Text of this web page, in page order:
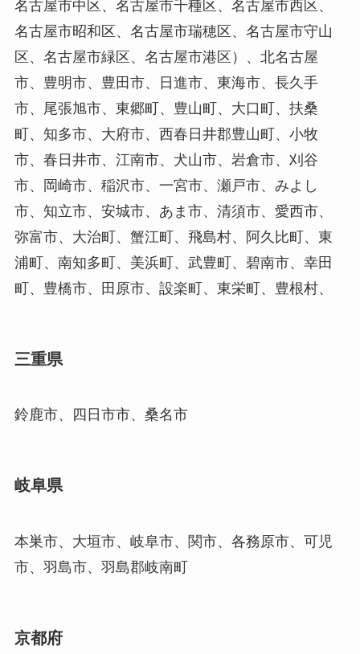
名古屋市中区、名古屋市千種区、名古屋市西区、
名古屋市昭和区、名古屋市瑞穂区、名古屋市守山
区、名古屋市緑区、名古屋市港区）、北名古屋
市、豊明市、豊田市、日進市、東海市、長久手
市、尾張旭市、東郷町、豊山町、大口町、扶桑
町、知多市、大府市、西春日井郡豊山町、小牧
市、春日井市、江南市、犬山市、岩倉市、刈谷
市、岡崎市、稲沢市、一宮市、瀬戸市、みよし
市、知立市、安城市、あま市、清須市、愛西市、
弥富市、大治町、蟹江町、飛島村、阿久比町、東
浦町、南知多町、美浜町、武豊町、碧南市、幸田
町、豊橋市、田原市、設楽町、東栄町、豊根村、
三重県
鈴鹿市、四日市市、桑名市
岐阜県
本巣市、大垣市、岐阜市、関市、各務原市、可児
市、羽島市、羽島郡岐南町
京都府